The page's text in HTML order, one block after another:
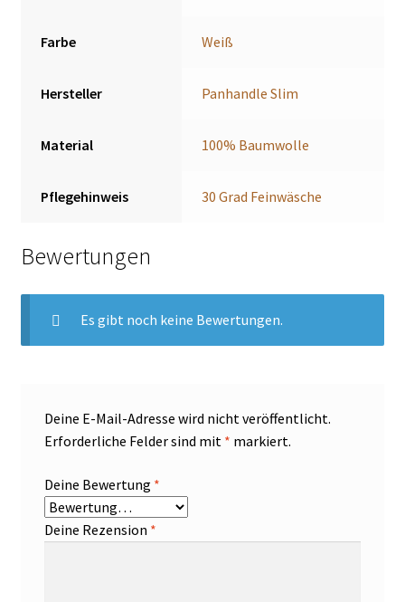
Farbe Weiß
Hersteller Panhandle Slim
Material 100% Baumwolle
Pflegehinweis 30 Grad Feinwäsche
Bewertungen
Es gibt noch keine Bewertungen.
Deine E-Mail-Adresse wird nicht veröffentlicht.
Erforderliche Felder sind mit * markiert.
Deine Bewertung *
Deine Rezension *